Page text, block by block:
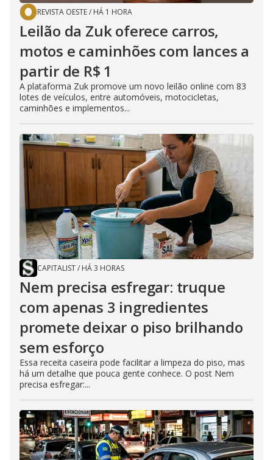
REVISTA OESTE/ HÁ 1 HORA
Leilão da Zuk oferece carros,
motos e caminhões com lances a
partir de R$ 1
A plataforma Zuk promove um novo leilão online com 83
lotes de veículos, entre automóveis, motocicletas,
caminhões e implementos...
CAPITALIST/ HÁ 3 HORAS
Nem precisa esfregar: truque
com apenas 3 ingredientes
promete deixar o piso brilhando
sem esforço
Essa receita caseira pode facilitar a limpeza do piso, mas
há um detalhe que pouca gente conhece. O post Nem
precisa esfregar:...